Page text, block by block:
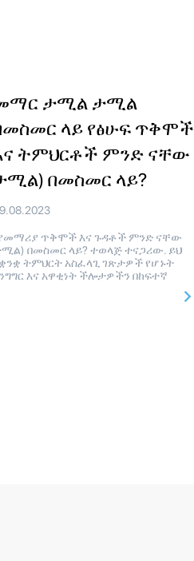
ታሚል ታሚል
ላይ የፅሁፍ ጥቅሞች
ትምህርቶች ምንድ ናቸው
በመስመር ላይ?
ጥቅሞች እና ጉዳቶች ምንድ ናቸው
በመስመር ላይ? ተወላጅ ተናጋሪው. ይህ
ትምህርት አስፈላጊ ገጽታዎች የሆኑት
እና አዋቂነት ችሎታዎችን በከፍተኛ